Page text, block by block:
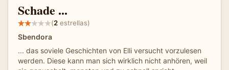
Schade ...
(2 estrellas)
Sbendora
... das soviele Geschichten von Elli versucht vorzulesen
werden. Diese kann man sich wirklich nicht anhören, weil